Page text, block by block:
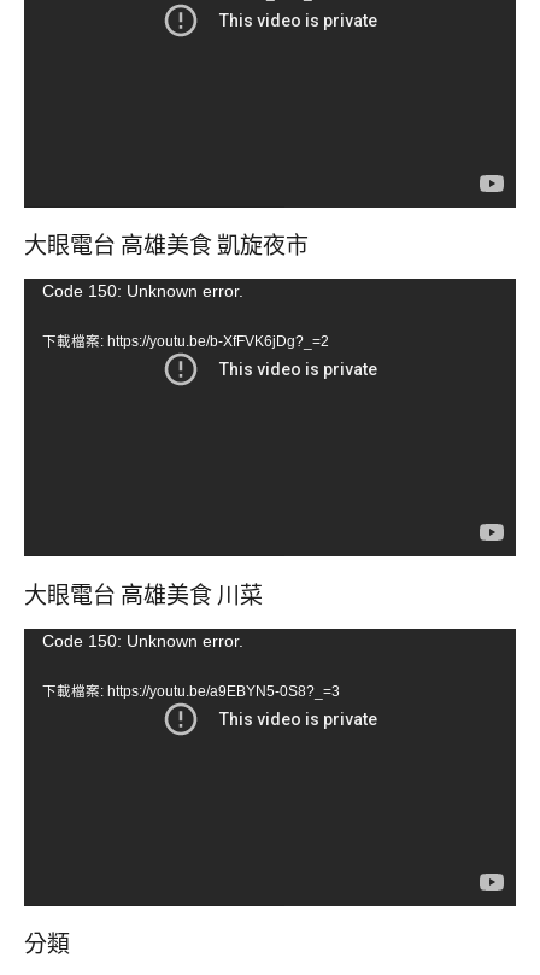
大眼電台 高雄美食 凱旋夜市
視Code 150: Unknown error.
下載檔案: https://youtu.be/b-XfFVK6jDg?_=2
大眼電台 高雄美食 川菜
視Code 150: Unknown error.
下載檔案: https://youtu.be/a9EBYN5-0S8?_=3
分類